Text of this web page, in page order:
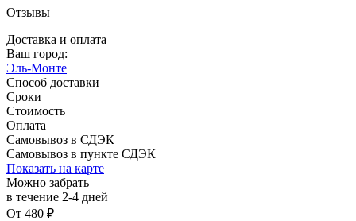
Отзывы
Доставка и оплата
Ваш город:
Эль-Монте
Способ доставки
Сроки
Стоимость
Оплата
Самовывоз в СДЭК
Самовывоз в пункте СДЭК
Показать на карте
Можно забрать
в течение 2-4 дней
От 480 ₽